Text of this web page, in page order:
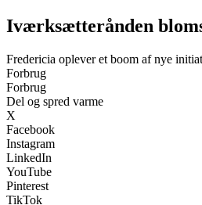
Iværksætterånden
Fredericia oplever et boom af nye
Forbrug
Forbrug
Del og spred varme
X
Facebook
Instagram
LinkedIn
YouTube
Pinterest
TikTok